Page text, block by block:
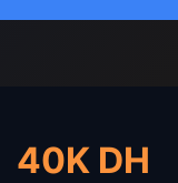
40K DH